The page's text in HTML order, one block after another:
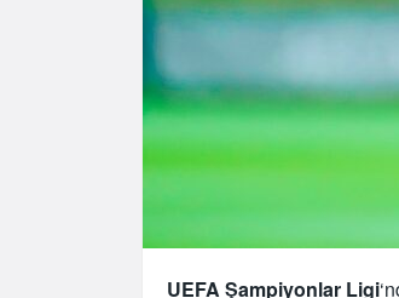
UEFA Şampiyonlar Ligi